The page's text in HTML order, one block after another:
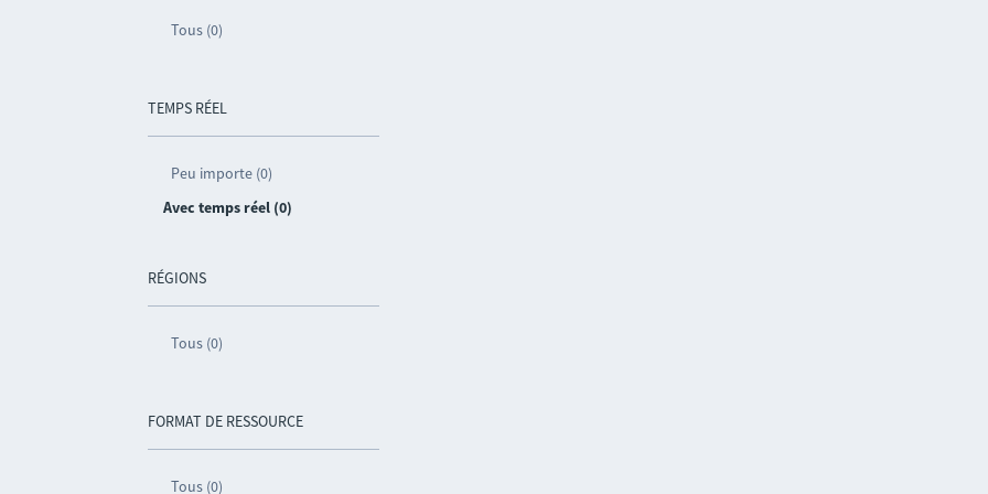
Tous (0)
TEMPS RÉEL
Peu importe (0)
Avec temps réel (0)
RÉGIONS
Tous (0)
FORMAT DE RESSOURCE
Tous (0)